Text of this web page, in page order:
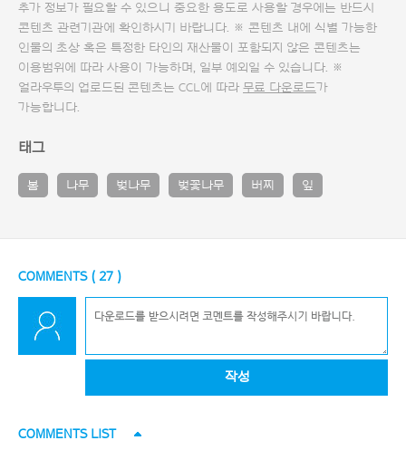
추가 정보가 필요할 수 있으니 중요한 용도로 사용할 경우에는 반드시
콘텐츠 관련기관에 확인하시기 바랍니다. ※ 콘텐츠 내에 식별 가능한
인물의 초상 혹은 특정한 타인의 재산물이 포함되지 않은 콘텐츠는
이용범위에 따라 사용이 가능하며, 일부 예외일 수 있습니다. ※
얼라우투의 업로드된 콘텐츠는 CCL에 따라 무료 다운로드가
가능합니다.
태그
봄 나무 벚나무 벚꽃나무 버찌 잎
COMMENTS ( 27 )
작성
COMMENTS LIST